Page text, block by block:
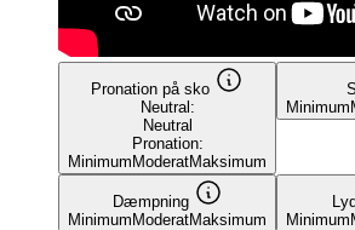
Pronation på sko
Neutral:
Neutral
Pronation:
MinimumModeratMaksimum
Minimum
Dæmpning
MinimumModeratMaksimum
Minimum